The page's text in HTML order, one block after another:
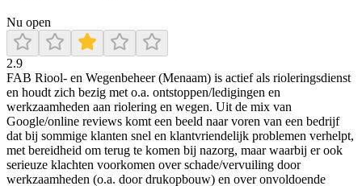
Nu open
2.9
FAB Riool- en Wegenbeheer (Menaam) is actief als rioleringsdienst
en houdt zich bezig met o.a. ontstoppen/ledigingen en
werkzaamheden aan riolering en wegen. Uit de mix van
Google/online reviews komt een beeld naar voren van een bedrijf
dat bij sommige klanten snel en klantvriendelijk problemen verhelpt,
met bereidheid om terug te komen bij nazorg, maar waarbij er ook
serieuze klachten voorkomen over schade/vervuiling door
werkzaamheden (o.a. door drukopbouw) en over onvoldoende